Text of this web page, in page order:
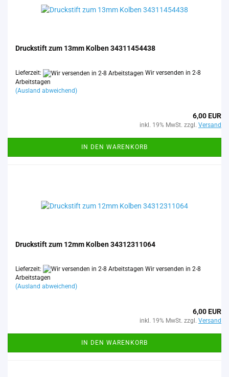
Druck­stift zum 13mm Kol­ben 34311454438
Lieferzeit:
Wir versenden in 2-8
Arbeitstagen
(Ausland abweichend)
6,00 EUR
inkl. 19% MwSt. zzgl. Versand
IN DEN WARENKORB
Druck­stift zum 12mm Kol­ben 34312311064
Lieferzeit:
Wir versenden in 2-8
Arbeitstagen
(Ausland abweichend)
6,00 EUR
inkl. 19% MwSt. zzgl. Versand
IN DEN WARENKORB